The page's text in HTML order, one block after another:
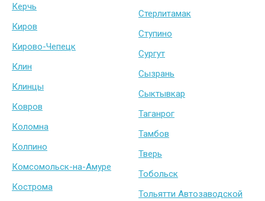
Керчь
Киров
Кирово-Чепецк
Клин
Клинцы
Ковров
Коломна
Колпино
Комсомольск-на-Амуре
Кострома
Стерлитамак
Ступино
Сургут
Сызрань
Сыктывкар
Таганрог
Тамбов
Тверь
Тобольск
Тольятти Автозаводской